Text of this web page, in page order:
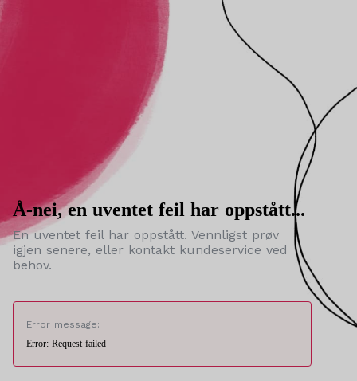
Å-nei, en uventet feil har oppstått...
En uventet feil har oppstått. Vennligst prøv
igjen senere, eller kontakt kundeservice ved
behov.
Error message:
Error: Request failed